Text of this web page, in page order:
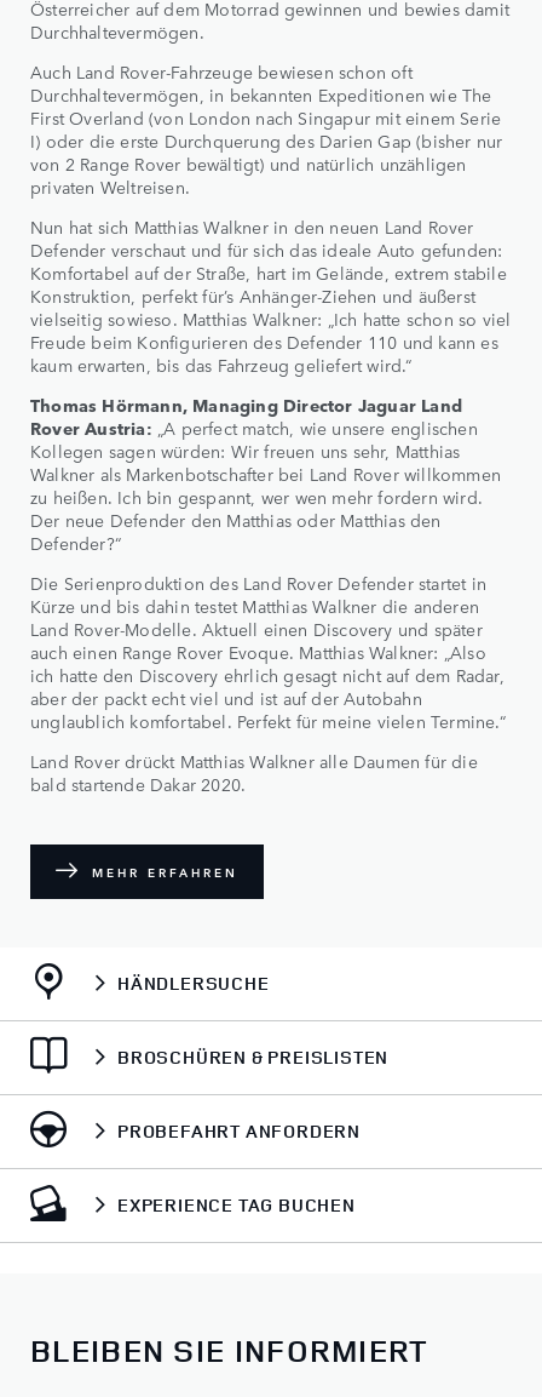
Österreicher auf dem Motorrad gewinnen und bewies damit
Durchhaltevermögen.
Auch Land Rover-Fahrzeuge bewiesen schon oft
Durchhaltevermögen, in bekannten Expeditionen wie The
First Overland (von London nach Singapur mit einem Serie
I) oder die erste Durchquerung des Darien Gap (bisher nur
von 2 Range Rover bewältigt) und natürlich unzähligen
privaten Weltreisen.
Nun hat sich Matthias Walkner in den neuen Land Rover
Defender verschaut und für sich das ideale Auto gefunden:
Komfortabel auf der Straße, hart im Gelände, extrem stabile
Konstruktion, perfekt für’s Anhänger-Ziehen und äußerst
vielseitig sowieso. Matthias Walkner: „Ich hatte schon so viel
Freude beim Konfigurieren des Defender 110 und kann es
kaum erwarten, bis das Fahrzeug geliefert wird.“
Thomas Hörmann, Managing Director Jaguar Land
Rover Austria: „A perfect match, wie unsere englischen
Kollegen sagen würden: Wir freuen uns sehr, Matthias
Walkner als Markenbotschafter bei Land Rover willkommen
zu heißen. Ich bin gespannt, wer wen mehr fordern wird.
Der neue Defender den Matthias oder Matthias den
Defender?“
Die Serienproduktion des Land Rover Defender startet in
Kürze und bis dahin testet Matthias Walkner die anderen
Land Rover-Modelle. Aktuell einen Discovery und später
auch einen Range Rover Evoque. Matthias Walkner: „Also
ich hatte den Discovery ehrlich gesagt nicht auf dem Radar,
aber der packt echt viel und ist auf der Autobahn
unglaublich komfortabel. Perfekt für meine vielen Termine.“
Land Rover drückt Matthias Walkner alle Daumen für die
bald startende Dakar 2020.
MEHR ERFAHREN
HÄNDLERSUCHE
BROSCHÜREN & PREISLISTEN
PROBEFAHRT ANFORDERN
EXPERIENCE TAG BUCHEN
BLEIBEN SIE INFORMIERT